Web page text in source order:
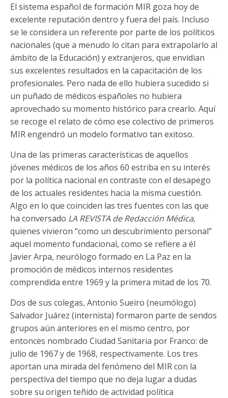
El sistema español de formación MIR goza hoy de
excelente reputación dentro y fuera del país. Incluso
se le considera un referente por parte de los políticos
nacionales (que a menudo lo citan para extrapolarlo al
ámbito de la Educación) y extranjeros, que envidian
sus excelentes resultados en la capacitación de los
profesionales. Pero nada de ello hubiera sucedido si
un puñado de médicos españoles no hubiera
aprovechado su momento histórico para crearlo. Aquí
se recoge el relato de cómo ese colectivo de primeros
MIR engendró un modelo formativo tan exitoso.
Una de las primeras características de aquellos
jóvenes médicos de los años 60 estriba en su interés
por la política nacional en contraste con el desapego
de los actuales residentes hacia la misma cuestión.
Algo en lo que coinciden las tres fuentes con las que
ha conversado LA REVISTA de Redacción Médica,
quienes vivieron “como un descubrimiento personal”
aquel momento fundacional, como se refiere a él
Javier Arpa, neurólogo formado en La Paz en la
promoción de médicos internos residentes
comprendida entre 1969 y la primera mitad de los 70.
Dos de sus colegas, Antonio Sueiro (neumólogo)
Salvador Juárez (internista) formaron parte de sendos
grupos aún anteriores en el mismo centro, por
entonces nombrado Ciudad Sanitaria por Franco: de
julio de 1967 y de 1968, respectivamente. Los tres
aportan una mirada del fenómeno del MIR con la
perspectiva del tiempo que no deja lugar a dudas
sobre su origen teñido de actividad política